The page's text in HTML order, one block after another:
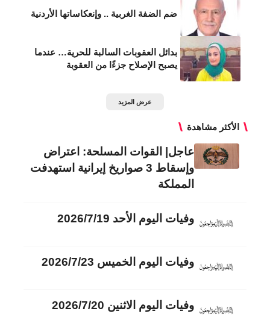
ضم الضفة الغربية .. وإنعكاساتها الأردنية
بدائل العقوبات السالبة للحرية… عندما
يصبح الإصلاح جزءًا من العقوبة
عرض المزيد
الأكثر مشاهدة
عاجل| القوات المسلحة: اعتراض
وإسقاط 3 صواريخ إيرانية استهدفت
المملكة
وفيات اليوم الأحد 2026/7/19
وفيات اليوم الخميس 2026/7/23
وفيات اليوم الاثنين 2026/7/20